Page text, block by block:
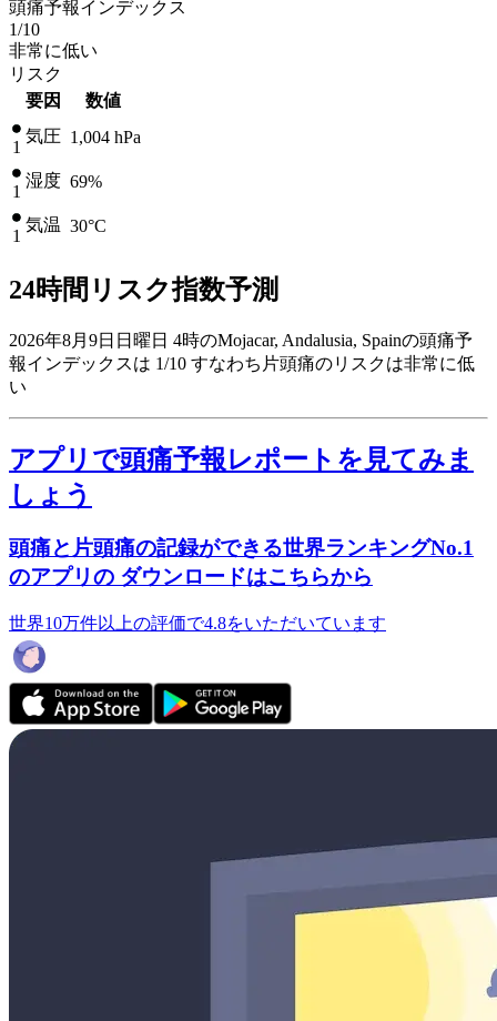
頭痛予報インデックス
1/10
非常に低い
リスク
要因
数値
1
気圧 1,004 hPa
1
湿度 69%
1
気温 30°C
24時間リスク指数予測
2026年8月9日日曜日 4時のMojacar, Andalusia, Spainの頭痛予
報インデックスは 1/10 すなわち片頭痛のリスクは非常に低
い
アプリで頭痛予報レポートを見てみま
しょう
頭痛と片頭痛の記録ができる世界ランキングNo.1
のアプリの ダウンロードはこちらから
世界10万件以上の評価で4.8をいただいています